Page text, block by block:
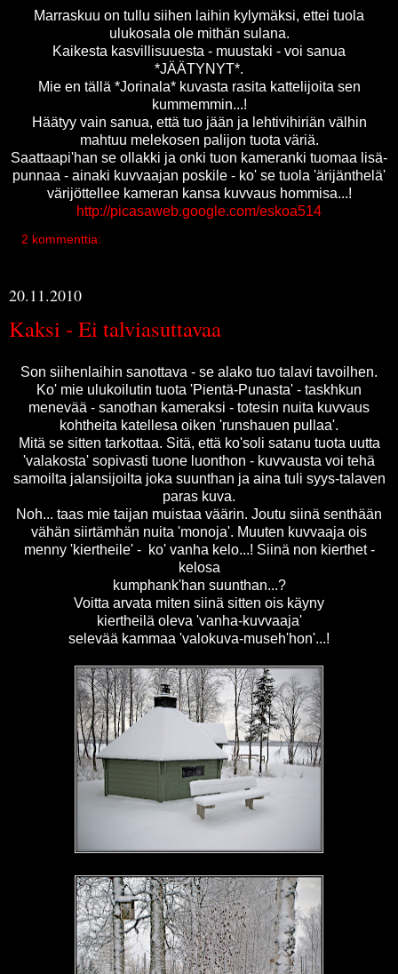
Marraskuu on tullu siihen laihin kylymäksi, ettei tuola
ulukosala ole mithän sulana.
Kaikesta kasvillisuuesta - muustaki - voi sanua
*JÄÄTYNYT*.
Mie en tällä *Jorinala* kuvasta rasita kattelijoita sen
kummemmin...!
Häätyy vain sanua, että tuo jään ja lehtivihiriän välhin
mahtuu melekosen palijon tuota väriä.
Saattaapi'han se ollakki ja onki tuon kameranki tuomaa lisä-
punnaa - ainaki kuvvaajan poskile - ko' se tuola 'ärijänthelä'
värijöttellee kameran kansa kuvvaus hommisa...!
http://picasaweb.google.com/eskoa514
2 kommenttia:
20.11.2010
Kaksi - Ei talviasuttavaa
Son siihenlaihin sanottava - se alako tuo talavi tavoilhen.
Ko' mie ulukoilutin tuota 'Pientä-Punasta' - taskhkun
menevää - sanothan kameraksi - totesin nuita kuvvaus
kohtheita katellesa oiken 'runshauen pullaa'.
Mitä se sitten tarkottaa. Sitä, että ko'soli satanu tuota uutta
'valakosta' sopivasti tuone luonthon - kuvvausta voi tehä
samoilta jalansijoilta joka suunthan ja aina tuli syys-talaven
paras kuva.
Noh... taas mie taijan muistaa väärin. Joutu siinä senthään
vähän siirtämhän nuita 'monoja'. Muuten kuvvaaja ois
menny 'kiertheile' - ko' vanha kelo...! Siinä non kierthet -
kelosa
kumphank'han suunthan...?
Voitta arvata miten siinä sitten ois käyny
kiertheilä oleva 'vanha-kuvvaaja'
selevää kammaa 'valokuva-museh'hon'...!